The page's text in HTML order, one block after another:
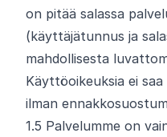
on pitää salassa
(käyttäjätunnus ja
mahdollisesta
Käyttöoikeuksia ei
ilman
1.5 Palvelumme on